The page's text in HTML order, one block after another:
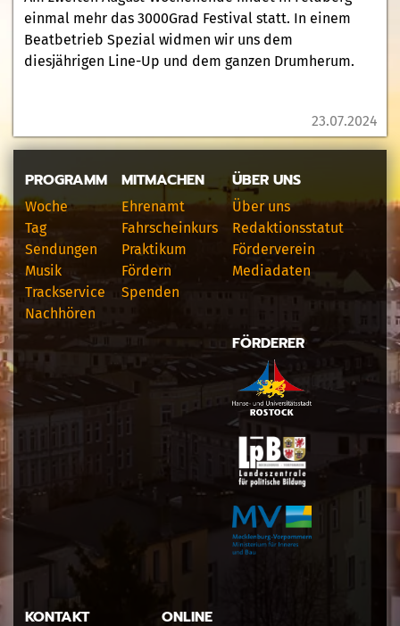
einmal mehr das 3000Grad Festival statt. In einem
Beatbetrieb Spezial widmen wir uns dem
diesjährigen Line-Up und dem ganzen Drumherum.
23.07.2024
PROGRAMM
Woche
Tag
Sendungen
Musik
Trackservice
Nachhören
MITMACHEN
Ehrenamt
Fahrscheinkurs
Praktikum
Fördern
Spenden
ÜBER UNS
Über uns
Redaktionsstatut
Förderverein
Mediadaten
FÖRDERER
KONTAKT ONLINE